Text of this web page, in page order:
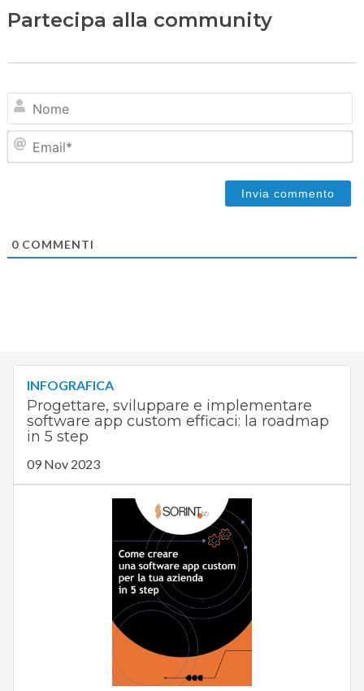
Partecipa alla community
0COMMENTI
INFOGRAFICA
Progettare, sviluppare e implementare
software app custom efficaci: la roadmap
in 5 step
09 Nov 2023